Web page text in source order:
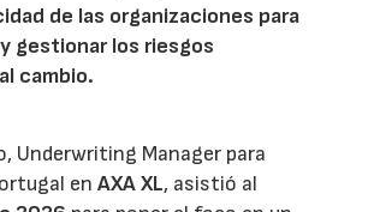
de las organizaciones para
gestionar los riesgos
cambio.
Underwriting Manager para
enAXA XL, asistió al